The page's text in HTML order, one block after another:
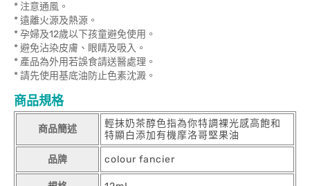
* 注意通風。
* 遠離火源及熱源。
* 孕婦及12歲以下孩童避免使用。
* 避免沾染皮膚、眼睛及吸入。
* 產品為外用若誤食請送醫處理。
* 請先使用基底油防止色素沈澱。
商品規格
商品簡述
輕抹奶茶醇色指為你特調裸光感高飽和
特顯白添加有機摩洛哥堅果油
品牌 colour fancier